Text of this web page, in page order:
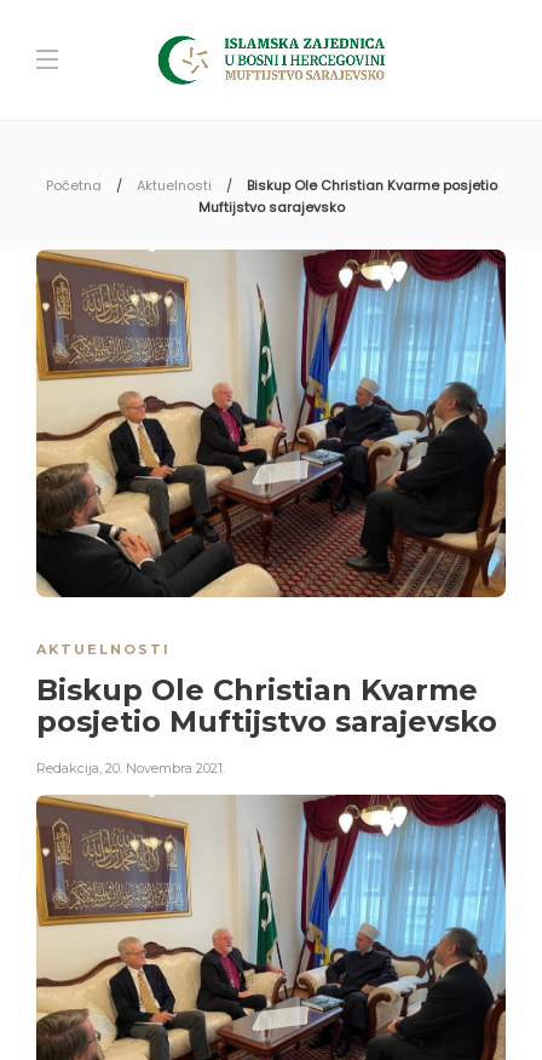
Početna Aktuelnosti
Biskup Ole Christian Kvarme posjetio
Muftijstvo sarajevsko
AKTUELNOSTI
Biskup Ole Christian Kvarme
posjetio Muftijstvo sarajevsko
Redakcija, 20. Novembra 2021.